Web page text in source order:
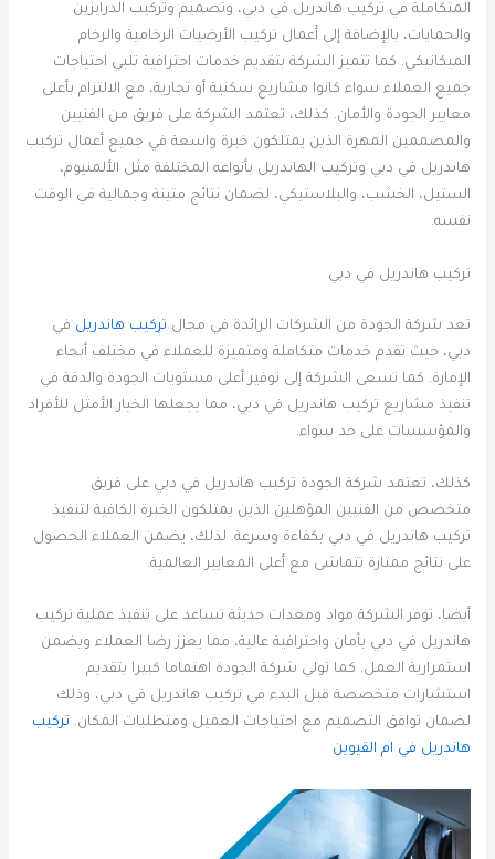
المتكاملة في تركيب هاندريل في دبي، وتصميم وتركيب الدرابزين
والحمايات، بالإضافة إلى أعمال تركيب الأرضيات الرخامية والرخام
الميكانيكي. كما تتميز الشركة بتقديم خدمات احترافية تلبي احتياجات
جميع العملاء سواء كانوا مشاريع سكنية أو تجارية، مع الالتزام بأعلى
معايير الجودة والأمان. كذلك، تعتمد الشركة على فريق من الفنيين
والمصممين المهرة الذين يمتلكون خبرة واسعة في جميع أعمال تركيب
هاندريل في دبي وتركيب الهاندريل بأنواعه المختلفة مثل الألمنيوم،
الستيل، الخشب، والبلاستيكي، لضمان نتائج متينة وجمالية في الوقت
نفسه.
تركيب هاندريل في دبي
تعد شركة الجودة من الشركات الرائدة في مجال تركيب هاندريل في
دبي، حيث تقدم خدمات متكاملة ومتميزة للعملاء في مختلف أنحاء
الإمارة. كما تسعى الشركة إلى توفير أعلى مستويات الجودة والدقة في
تنفيذ مشاريع تركيب هاندريل في دبي، مما يجعلها الخيار الأمثل للأفراد
والمؤسسات على حد سواء.
كذلك، تعتمد شركة الجودة تركيب هاندريل في دبي على فريق
متخصص من الفنيين المؤهلين الذين يمتلكون الخبرة الكافية لتنفيذ
تركيب هاندريل في دبي بكفاءة وسرعة. لذلك، يضمن العملاء الحصول
على نتائج ممتازة تتماشى مع أعلى المعايير العالمية.
أيضا، توفر الشركة مواد ومعدات حديثة تساعد على تنفيذ عملية تركيب
هاندريل في دبي بأمان واحترافية عالية، مما يعزز رضا العملاء ويضمن
استمرارية العمل. كما تولي شركة الجودة اهتماما كبيرا بتقديم
استشارات متخصصة قبل البدء في تركيب هاندريل في دبي، وذلك
لضمان توافق التصميم مع احتياجات العميل ومتطلبات المكان. تركيب
هاندريل في ام القيوين